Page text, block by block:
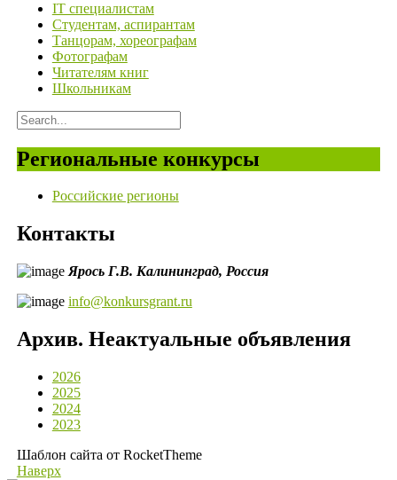
IT специалистам
Студентам, аспирантам
Танцорам, хореографам
Фотографам
Читателям книг
Школьникам
Региональные конкурсы
Российские регионы
Контакты
Ярось Г.В. Калининград, Россия
info@konkursgrant.ru
Архив. Неактуальные объявления
2026
2025
2024
2023
Шаблон сайта от RocketTheme
Наверх